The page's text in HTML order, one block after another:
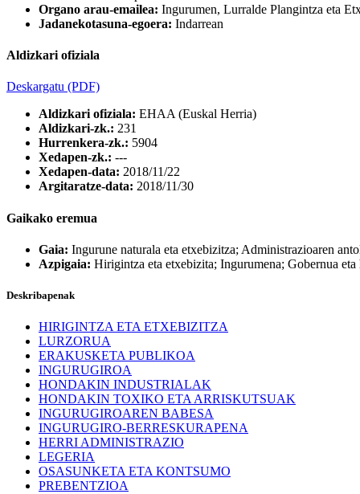
Organo arau-emailea: Ingurumen, Lurralde Plangintza eta
Jadanekotasuna-egoera: Indarrean
Aldizkari ofiziala
Deskargatu (PDF)
Aldizkari ofiziala: EHAA (Euskal Herria)
Aldizkari-zk.: 231
Hurrenkera-zk.: 5904
Xedapen-zk.: ---
Xedapen-data: 2018/11/22
Argitaratze-data: 2018/11/30
Gaikako eremua
Gaia: Ingurune naturala eta etxebizitza; Administrazioaren
Azpigaia: Hirigintza eta etxebizita; Ingurumena; Gobernua eta
Deskribapenak
HIRIGINTZA ETA ETXEBIZITZA
LURZORUA
ERAKUSKETA PUBLIKOA
INGURUGIROA
HONDAKIN INDUSTRIALAK
HONDAKIN TOXIKO ETA ARRISKUTSUAK
INGURUGIROAREN BABESA
INGURUGIRO-BERRESKURAPENA
HERRI ADMINISTRAZIO
LEGERIA
OSASUNKETA ETA KONTSUMO
PREBENTZIOA